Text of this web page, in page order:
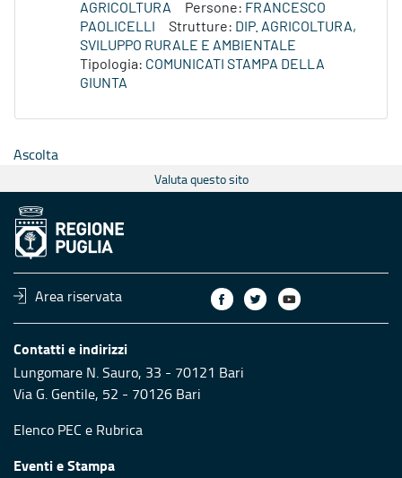
AGRICOLTURA
Persone: FRANCESCO
PAOLICELLI
Strutture: DIP. AGRICOLTURA,
SVILUPPO RURALE E AMBIENTALE
Tipologia: COMUNICATI STAMPA DELLA
GIUNTA
Ascolta
Valuta questo sito
Area riservata
Contatti e indirizzi
Lungomare N. Sauro, 33 - 70121 Bari
Via G. Gentile, 52 - 70126 Bari
Elenco PEC e Rubrica
Eventi e Stampa